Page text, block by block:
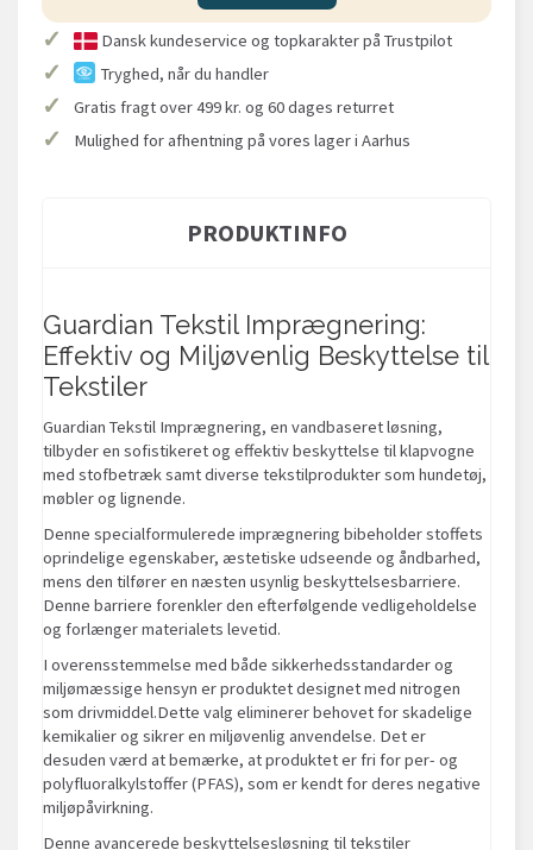
✓ Dansk kundeservice og topkarakter på Trustpilot
✓ Tryghed, når du handler
✓ Gratis fragt over 499 kr. og 60 dages returret
✓ Mulighed for afhentning på vores lager i Aarhus
PRODUKTINFO
Guardian Tekstil Imprægnering:
Effektiv og Miljøvenlig Beskyttelse til
Tekstiler
Guardian Tekstil Imprægnering, en vandbaseret løsning,
tilbyder en sofistikeret og effektiv beskyttelse til klapvogne
med stofbetræk samt diverse tekstilprodukter som hundetøj,
møbler og lignende.
Denne specialformulerede imprægnering bibeholder stoffets
oprindelige egenskaber, æstetiske udseende og åndbarhed,
mens den tilfører en næsten usynlig beskyttelsesbarriere.
Denne barriere forenkler den efterfølgende vedligeholdelse
og forlænger materialets levetid.
I overensstemmelse med både sikkerhedsstandarder og
miljømæssige hensyn er produktet designet med nitrogen
som drivmiddel.Dette valg eliminerer behovet for skadelige
kemikalier og sikrer en miljøvenlig anvendelse. Det er
desuden værd at bemærke, at produktet er fri for per- og
polyfluoralkylstoffer (PFAS), som er kendt for deres negative
miljøpåvirkning.
Denne avancerede beskyttelsesløsning til tekstiler